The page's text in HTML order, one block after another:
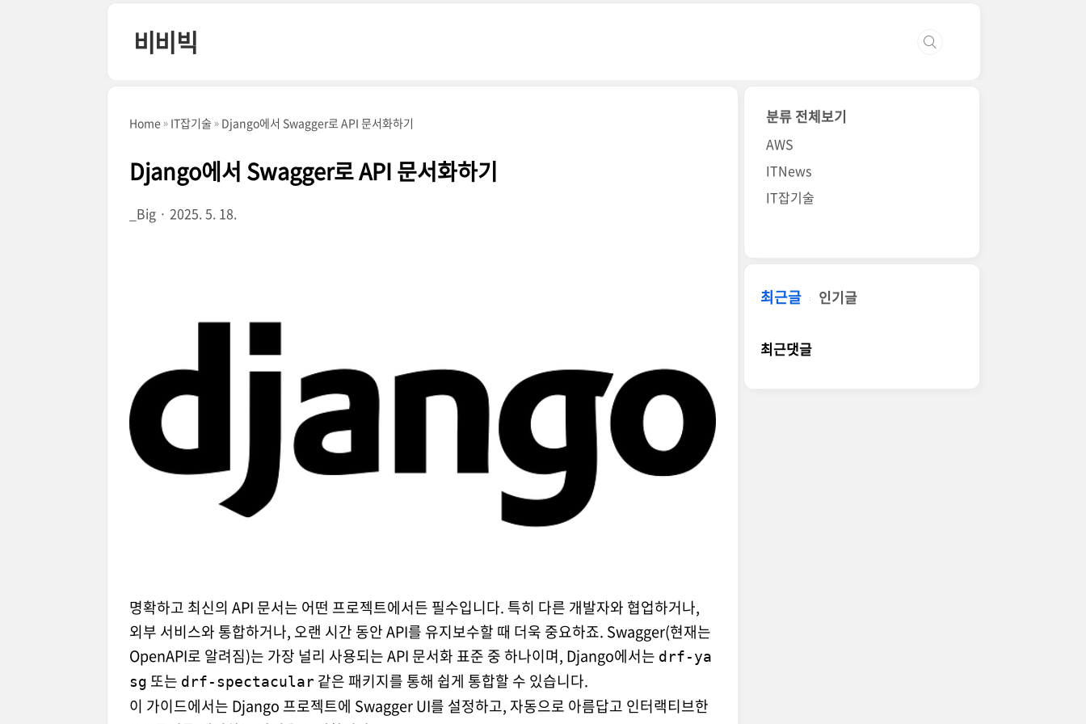
비비빅
Home IT잡기술 Django에서 Swagger로 API 문서화하기
Django에서 Swagger로 API 문서화하기
_Big 2025. 5. 18.
명확하고 최신의 API 문서는 어떤 프로젝트에서든 필수입니다. 특히 다른 개발자와 협업하거나,
외부 서비스와 통합하거나, 오랜 시간 동안 API를 유지보수할 때 더욱 중요하죠. Swagger(현재는
OpenAPI로 알려짐)는 가장 널리 사용되는 API 문서화 표준 중 하나이며, Django에서는 drf-ya
sg 또는 drf-spectacular 같은 패키지를 통해 쉽게 통합할 수 있습니다.
이 가이드에서는 Django 프로젝트에 Swagger UI를 설정하고, 자동으로 아름답고 인터랙티브한
분류 전체보기
AWS
ITNews
IT잡기술
최근글 인기글
최근댓글